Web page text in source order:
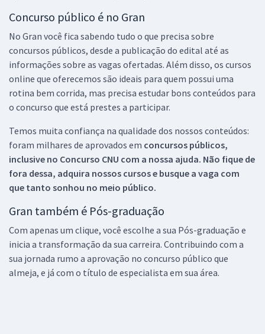
Concurso público é no Gran
No Gran você fica sabendo tudo o que precisa sobre
concursos públicos, desde a publicação do edital até as
informações sobre as vagas ofertadas. Além disso, os cursos
online que oferecemos são ideais para quem possui uma
rotina bem corrida, mas precisa estudar bons conteúdos para
o concurso que está prestes a participar.
Temos muita confiança na qualidade dos nossos conteúdos:
foram milhares de aprovados em concursos públicos,
inclusive no Concurso CNU com a nossa ajuda. Não fique de
fora dessa, adquira nossos cursos e busque a vaga com
que tanto sonhou no meio público.
Gran também é Pós-graduação
Com apenas um clique, você escolhe a sua Pós-graduação e
inicia a transformação da sua carreira. Contribuindo com a
sua jornada rumo a aprovação no concurso público que
almeja, e já com o título de especialista em sua área.